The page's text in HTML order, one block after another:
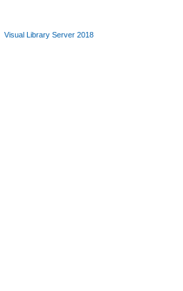
Visual Library Server 2018